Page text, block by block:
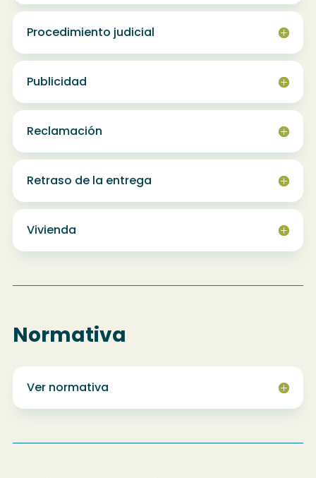
Procedimiento judicial
Publicidad
Reclamación
Retraso de la entrega
Vivienda
Normativa
Ver normativa